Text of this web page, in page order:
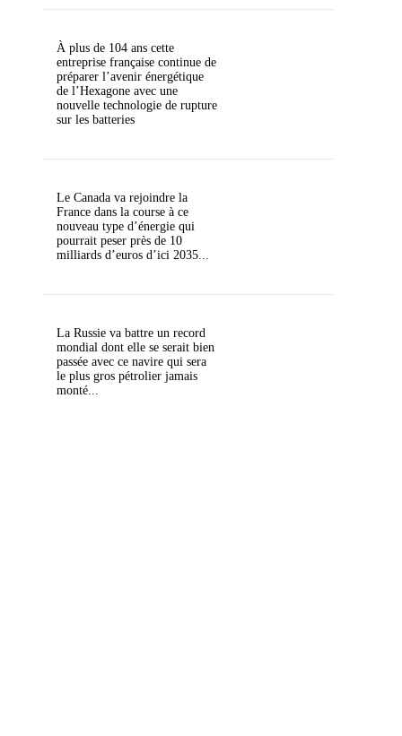
À plus de 104 ans cette
entreprise française continue de
préparer l’avenir énergétique
de l’Hexagone avec une
nouvelle technologie de rupture
sur les batteries
Le Canada va rejoindre la
France dans la course à ce
nouveau type d’énergie qui
pourrait peser près de 10
milliards d’euros d’ici 2035...
La Russie va battre un record
mondial dont elle se serait bien
passée avec ce navire qui sera
le plus gros pétrolier jamais
monté...